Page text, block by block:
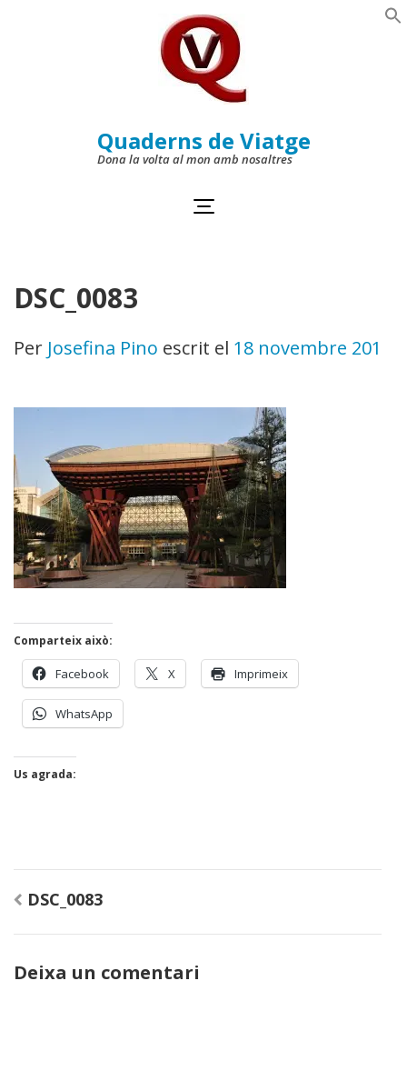
Quaderns de Viatge
Dona la volta al mon amb nosaltres
DSC_0083
Per Josefina Pino escrit el 18 novembre 2011
Comparteix això:
Facebook X Imprimeix
WhatsApp
Us agrada:
Navegació
d'entrades
DSC_0083
Deixa un comentari